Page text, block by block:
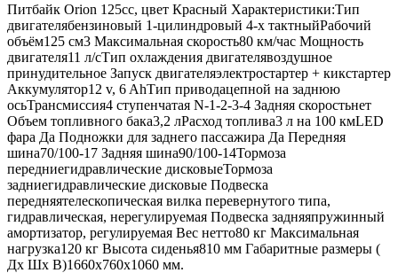
Питбайк Orion 125cc, цвет Красный Характеристики:Тип
двигателябензиновый 1-цилиндровый 4-х тактныйРабочий
объём125 см3 Максимальная скорость80 км/час Мощность
двигателя11 л/сТип охлаждения двигателявоздушное
принудительное Запуск двигателяэлектростартер + кикстартер
Аккумулятор12 v, 6 AhТип приводацепной на заднюю
осьТрансмиссия4 ступенчатая N-1-2-3-4 Задняя скоростьнет
Объем топливного бака3,2 лРасход топлива3 л на 100 кмLED
фара Да Подножки для заднего пассажира Да Передняя
шина70/100-17 Задняя шина90/100-14Тормоза
передниегидравлические дисковыеТормоза
задниегидравлические дисковые Подвеска
передняятелескопическая вилка перевернутого типа,
гидравлическая, нерегулируемая Подвеска задняяпружинный
амортизатор, регулируемая Вес нетто80 кг Максимальная
нагрузка120 кг Высота сиденья810 мм Габаритные размеры (
Дх Шх В)1660x760x1060 мм.